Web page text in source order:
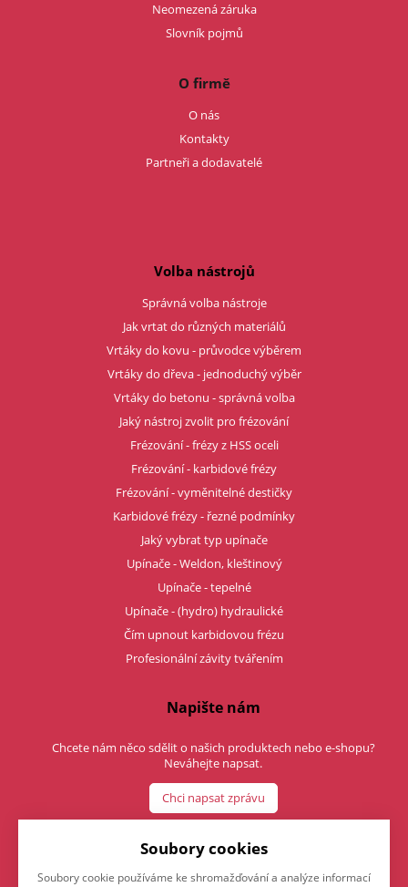
Neomezená záruka
Slovník pojmů
O firmě
O nás
Kontakty
Partneři a dodavatelé
Volba nástrojů
Správná volba nástroje
Jak vrtat do různých materiálů
Vrtáky do kovu - průvodce výběrem
Vrtáky do dřeva - jednoduchý výběr
Vrtáky do betonu - správná volba
Jaký nástroj zvolit pro frézování
Frézování - frézy z HSS oceli
Frézování - karbidové frézy
Frézování - vyměnitelné destičky
Karbidové frézy - řezné podmínky
Jaký vybrat typ upínače
Upínače - Weldon, kleštinový
Upínače - tepelné
Upínače - (hydro) hydraulické
Čím upnout karbidovou frézu
Profesionální závity tvářením
Napište nám
Chcete nám něco sdělit o našich produktech nebo e-shopu?
Neváhejte napsat.
Chci napsat zprávu
Soubory cookies
Soubory cookie používáme ke shromažďování a analýze informací